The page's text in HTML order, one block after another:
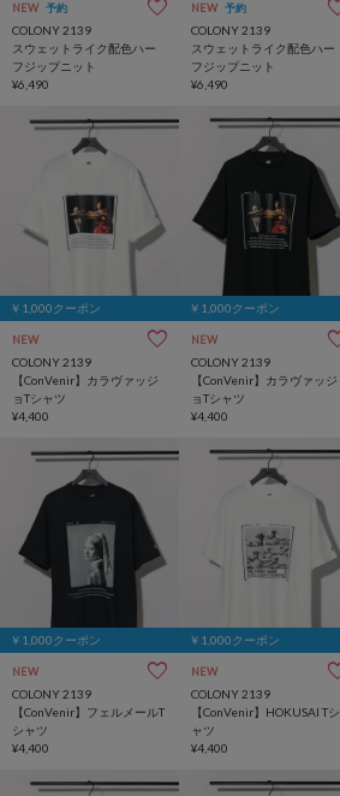
NEW 予約
COLONY 2139
スウェットライク配色ハー
フジップニット
¥6,490
NEW 予約
COLONY 2139
スウェットライク配色ハー
フジップニット
¥6,490
￥1,000クーポン
NEW
COLONY 2139
【ConVenir】カラヴァッジ
ョTシャツ
¥4,400
￥1,000クーポン
NEW
COLONY 2139
【ConVenir】カラヴァッジ
ョTシャツ
¥4,400
￥1,000クーポン
NEW
COLONY 2139
【ConVenir】フェルメールT
シャツ
¥4,400
￥1,000クーポン
NEW
COLONY 2139
【ConVenir】HOKUSAI Tシ
ャツ
¥4,400